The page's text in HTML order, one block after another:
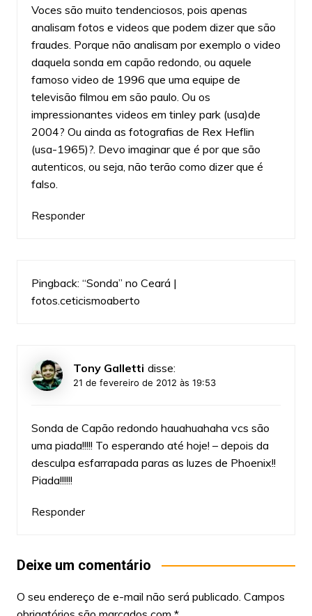
Voces são muito tendenciosos, pois apenas
analisam fotos e videos que podem dizer que são
fraudes. Porque não analisam por exemplo o video
daquela sonda em capão redondo, ou aquele
famoso video de 1996 que uma equipe de
televisão filmou em são paulo. Ou os
impressionantes videos em tinley park (usa)de
2004? Ou ainda as fotografias de Rex Heflin
(usa-1965)?. Devo imaginar que é por que são
autenticos, ou seja, não terão como dizer que é
falso.
Responder
Pingback: “Sonda” no Ceará |
fotos.ceticismoaberto
Tony Galletti disse:
21 de fevereiro de 2012 às 19:53
Sonda de Capão redondo hauahuahaha vcs são
uma piada!!!!! To esperando até hoje! – depois da
desculpa esfarrapada paras as luzes de Phoenix!!
Piada!!!!!!
Responder
Deixe um comentário
O seu endereço de e-mail não será publicado. Campos